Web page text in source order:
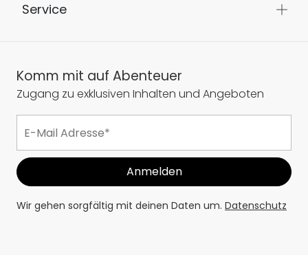
Service
Komm mit auf Abenteuer
Zugang zu exklusiven Inhalten und Angeboten
Wir gehen sorgfältig mit deinen Daten um. Datenschutz